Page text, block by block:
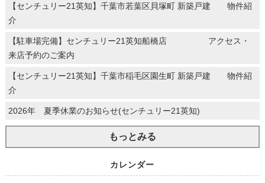
【センチュリー21英知】千葉市若葉区貝塚町 新築戸建 物件紹
介
【駐車場完備】センチュリー21英知船橋店 アクセス・
来店予約のご案内
【センチュリー21英知】千葉市稲毛区園生町 新築戸建 物件紹
介
2026年 夏季休業のお知らせ(センチュリー21英知)
もっとみる
カレンダー